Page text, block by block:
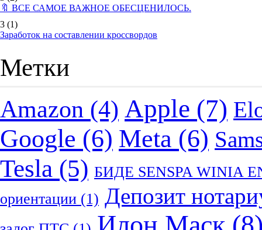
🔖 ВСЕ САМОЕ ВАЖНОЕ ОБЕСЦЕНИЛОСЬ.
3 (1)
Заработок на составлении кроссвордов
Метки
Amazon (4) Apple (7)
Google (6) Meta (6)
Tesla (5) БИДЕ SENSPA WINIA
ориентации (1) Депозит